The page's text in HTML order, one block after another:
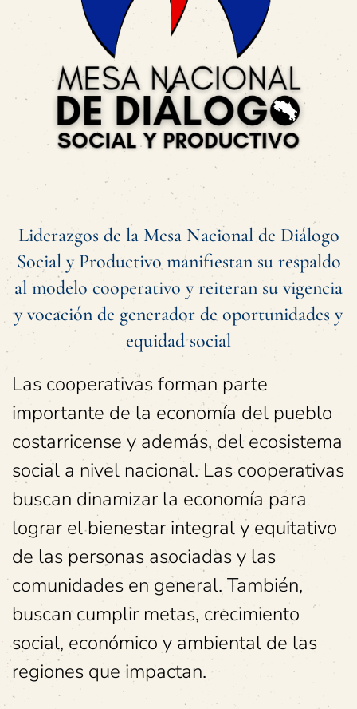
Liderazgos de la Mesa Nacional de Diálogo
Social y Productivo manifiestan su respaldo
al modelo cooperativo y reiteran su vigencia
y vocación de generador de oportunidades y
equidad social
Las cooperativas forman parte
importante de la economía del pueblo
costarricense y además, del ecosistema
social a nivel nacional. Las cooperativas
buscan dinamizar la economía para
lograr el bienestar integral y equitativo
de las personas asociadas y las
comunidades en general. También,
buscan cumplir metas, crecimiento
social, económico y ambiental de las
regiones que impactan.